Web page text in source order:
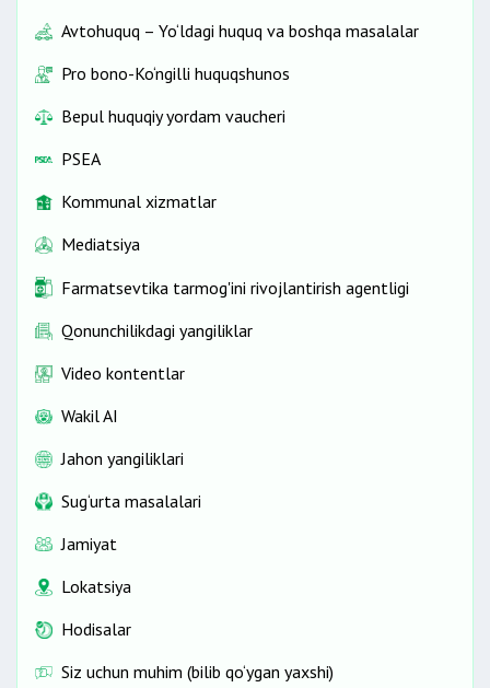
Avtohuquq – Yo‘ldagi huquq va boshqa masalalar
Pro bono-Ko‘ngilli huquqshunos
Bepul huquqiy yordam vaucheri
PSEA
Kommunal xizmatlar
Mediatsiya
Farmatsevtika tarmog'ini rivojlantirish agentligi
Qonunchilikdagi yangiliklar
Video kontentlar
Wakil AI
Jahon yangiliklari
Sug‘urta masalalari
Jamiyat
Lokatsiya
Hodisalar
Siz uchun muhim (bilib qo‘ygan yaxshi)